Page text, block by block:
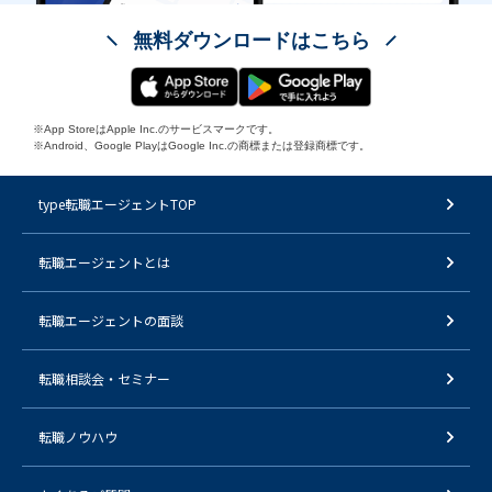
無料ダウンロードはこちら
※App StoreはApple Inc.のサービスマークです。
※Android、Google PlayはGoogle Inc.の商標または登録商標です。
type転職エージェントTOP
転職エージェントとは
転職エージェントの面談
転職相談会・セミナー
転職ノウハウ